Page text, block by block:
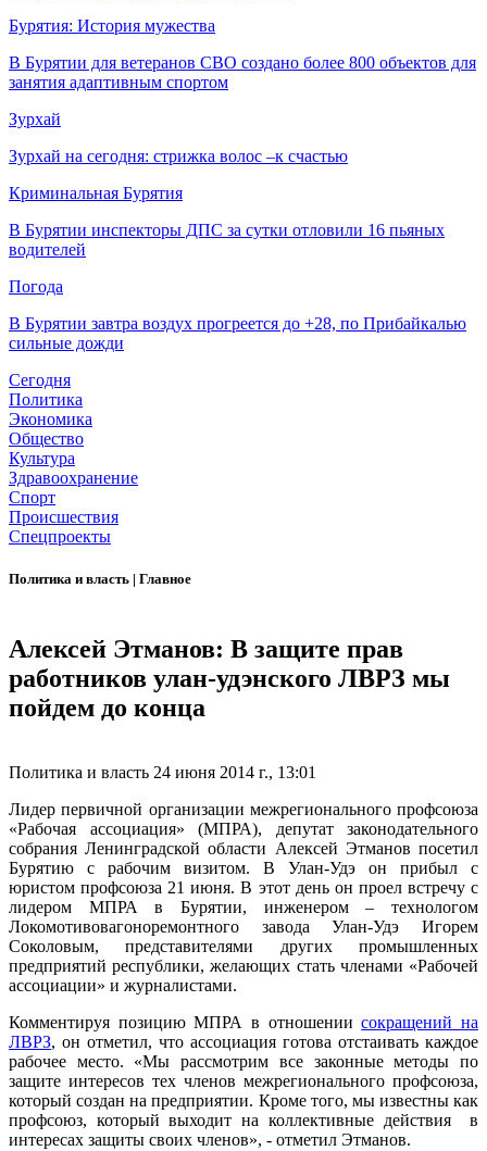
Бурятия: История мужества
В Бурятии для ветеранов СВО создано более 800 объектов для
занятия адаптивным спортом
Зурхай
Зурхай на сегодня: стрижка волос –к счастью
Криминальная Бурятия
В Бурятии инспекторы ДПС за сутки отловили 16 пьяных
водителей
Погода
В Бурятии завтра воздух прогреется до +28, по Прибайкалью
сильные дожди
Сегодня
Политика
Экономика
Общество
Культура
Здравоохранение
Спорт
Происшествия
Спецпроекты
Политика и власть | Главное
Алексей Этманов: В защите прав
работников улан-удэнского ЛВРЗ мы
пойдем до конца
Политика и власть 24 июня 2014 г., 13:01
Лидер первичной организации межрегионального профсоюза
«Рабочая ассоциация» (МПРА), депутат законодательного
собрания Ленинградской области Алексей Этманов посетил
Бурятию с рабочим визитом. В Улан-Удэ он прибыл с
юристом профсоюза 21 июня. В этот день он проел встречу с
лидером МПРА в Бурятии, инженером – технологом
Локомотивовагоноремонтного завода Улан-Удэ Игорем
Соколовым, представителями других промышленных
предприятий республики, желающих стать членами «Рабочей
ассоциации» и журналистами.
Комментируя позицию МПРА в отношениисокращений на
ЛВРЗ, он отметил, что ассоциация готова отстаивать каждое
рабочее место. «Мы рассмотрим все законные методы по
защите интересов тех членов межрегионального профсоюза,
который создан на предприятии. Кроме того, мы известны как
профсоюз, который выходит на коллективные действия в
интересах защиты своих членов», - отметил Этманов.